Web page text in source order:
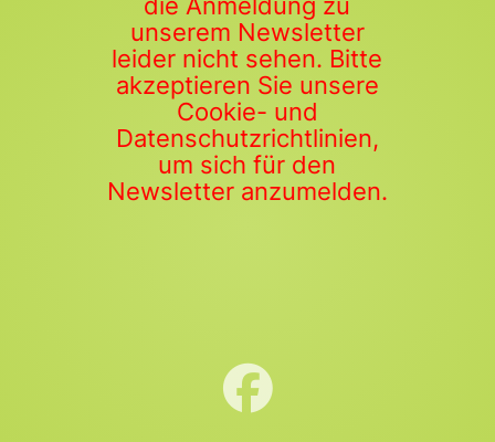
die Anmeldung zu
unserem Newsletter
leider nicht sehen. Bitte
akzeptieren Sie unsere
Cookie- und
Datenschutzrichtlinien,
um sich für den
Newsletter anzumelden.